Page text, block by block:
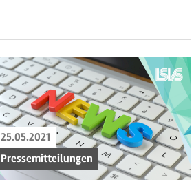
25.05.2021
Pressemitteilungen